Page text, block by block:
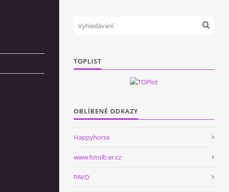
TOPLIST
OBLÍBENÉ ODKAZY
Happyhorse
www.fotolb.er.cz
PAVO